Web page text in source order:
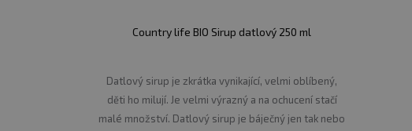
Country life BIO Sirup datlový 250 ml
Datlový sirup je zkrátka vynikající, velmi oblíbený,
děti ho milují. Je velmi výrazný a na ochucení stačí
malé množství. Datlový sirup je báječný jen tak nebo